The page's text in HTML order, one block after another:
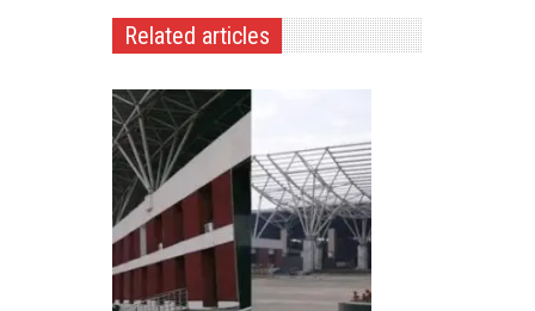
Related articles